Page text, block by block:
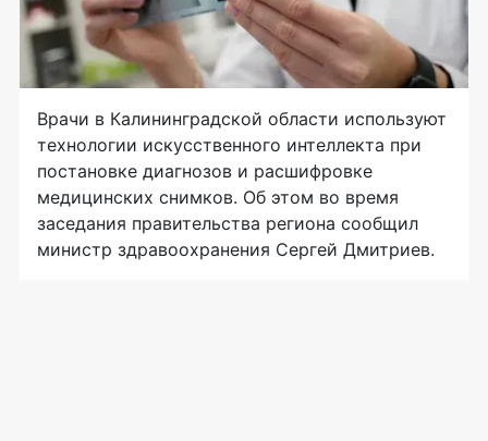
Врачи в Калининградской области используют
технологии искусственного интеллекта при
постановке диагнозов и расшифровке
медицинских снимков. Об этом во время
заседания правительства региона сообщил
министр здравоохранения Сергей Дмитриев.